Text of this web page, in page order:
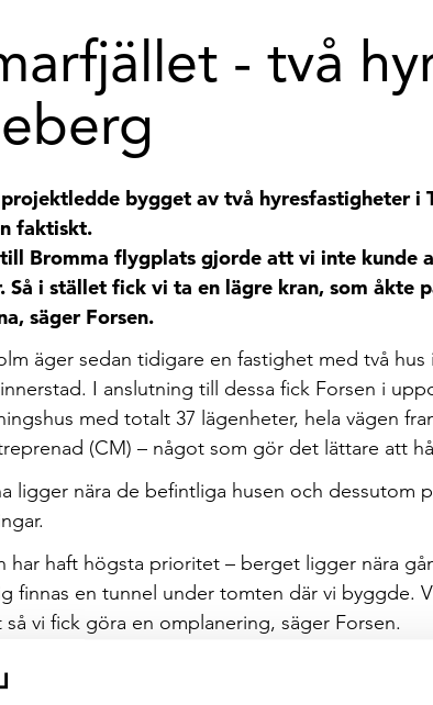
- två
bygget av två hyresfastigheter i
faktiskt.
Bromma flygplats gjorde att vi inte kunde
Så i stället fick vi ta en lägre kran, som åkte
säger Forsen.
äger sedan tidigare en fastighet med två
I anslutning till dessa fick Forsen i
med totalt 37 lägenheter, hela vägen
(CM) – något som gör det lättare att
ligger nära de befintliga husen och dessutom
har haft högsta prioritet – berget ligger nära
finnas en tunnel under tomten där vi byggde.
så vi fick göra en omplanering, säger Forsen.
som kvarteret heter, är ett av Stockholms
för lagring och leveranserna har enbart kunnat